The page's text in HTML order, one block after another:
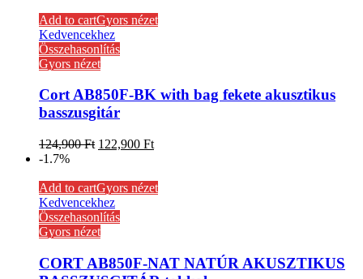
Add to cartGyors nézet
Kedvencekhez
Összehasonlítás
Gyors nézet
Cort AB850F-BK with bag fekete akusztikus
basszusgitár
124,900Ft 122,900 Ft
-1.7%
Add to cartGyors nézet
Kedvencekhez
Összehasonlítás
Gyors nézet
CORT AB850F-NAT NATÚR AKUSZTIKUS